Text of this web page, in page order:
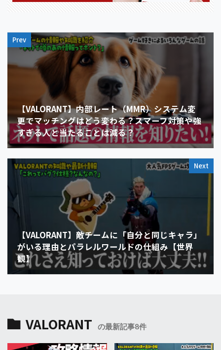
Prev
【VALORANT】内部レート（MMR）システム変
更でマッチングはどう変わる？スマーフ対策や強
すぎる人と当たることは減る？
Next
【VALORANT】敵チームに「自分と同じキャラ」
がいる理由とパラレルワールドの仕組み【世界
観】
VALORANT の最新記事8件